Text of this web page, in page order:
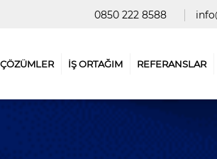
0850 222 8588
ÇÖZÜMLER İŞ ORTAĞIM REFERANSLAR